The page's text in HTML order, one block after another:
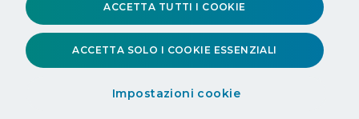
Impostazioni cookie
ACCETTA SOLO I COOKIE ESSENZIALI
ACCETTA TUTTI I COOKIE